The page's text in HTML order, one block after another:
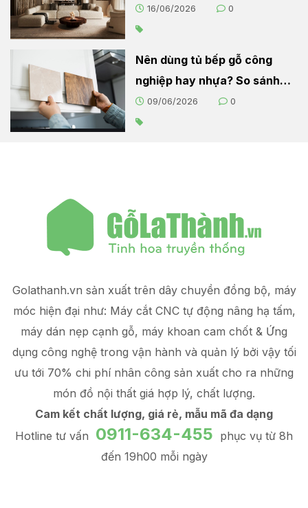
2026
16/06/2026 0
Nên dùng tủ bếp gỗ công
nghiệp hay nhựa? So sánh
chi tiết cho người nội trợ
09/06/2026 0
Golathanh.vn sản xuất trên dây chuyền đồng bộ, máy
móc hiện đại như: Máy cắt CNC tự động nâng hạ tấm,
máy dán nẹp cạnh gỗ, máy khoan cam chốt & Ứng
dụng công nghệ trong vận hành và quản lý bởi vậy tối
ưu tới 70% chi phí nhân công sản xuất cho ra những
món đồ nội thất giá hợp lý, chất lượng.
Cam kết chất lượng, giá rẻ, mẫu mã đa dạng
Hotline tư vấn 0911-634-455 phục vụ từ 8h
đến 19h00 mỗi ngày